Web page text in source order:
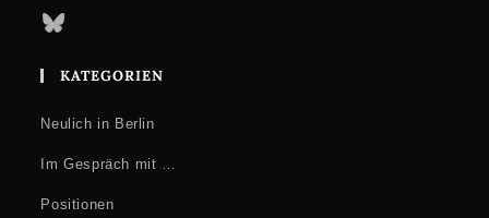
Bluesky
KATEGORIEN
Neulich in Berlin
Im Gespräch mit …
Positionen